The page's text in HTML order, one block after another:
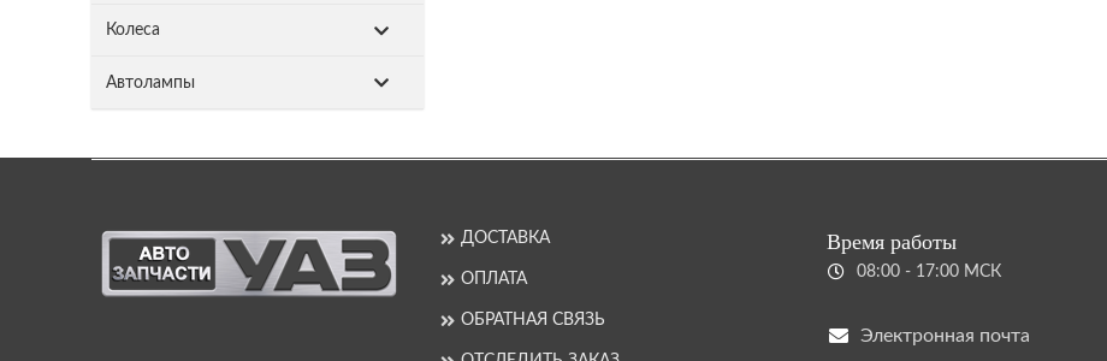
Колеса
Автолампы
ДОСТАВКА
ОПЛАТА
ОБРАТНАЯ СВЯЗЬ
Время работы
08:00 - 17:00 МСК
Электронная почта